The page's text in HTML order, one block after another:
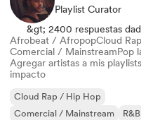
Playlist Curator
&gt; 2400 respuestas
Afrobeat / AfropopCloud
Comercial / MainstreamPop
Agregar artistas a mis
impacto
Cloud Rap / Hip Hop
Comercial / Mainstream
R&B